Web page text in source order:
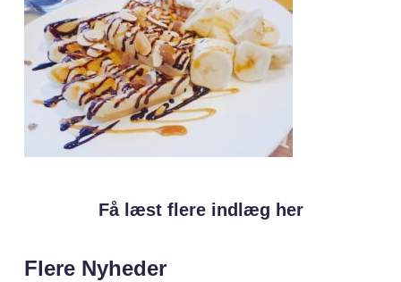
Få læst flere indlæg her
Flere Nyheder